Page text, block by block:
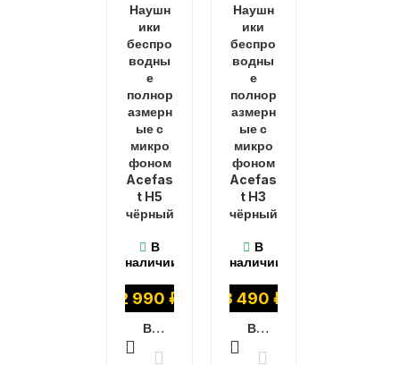
Наушн
ики
беспро
водны
е
полнор
азмерн
ые с
микро
фоном
Acefas
t H5
чёрный
В
наличии
2 990₽
В КОРЗИНУ
Наушн
ики
беспро
водны
е
полнор
азмерн
ые с
микро
фоном
Acefas
t H3
чёрный
В
наличии
3 490 ₽
В КОРЗИНУ